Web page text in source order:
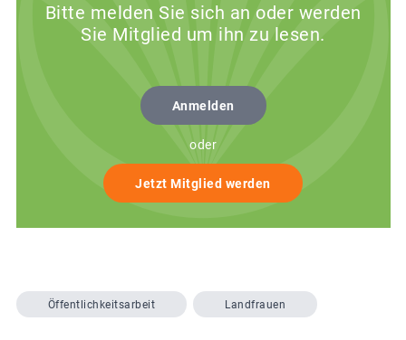
Bitte melden Sie sich an oder werden
Sie Mitglied um ihn zu lesen.
Anmelden
oder
Jetzt Mitglied werden
Öffentlichkeitsarbeit Landfrauen